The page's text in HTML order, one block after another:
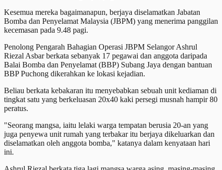
Kesemua mereka bagaimanapun, berjaya diselamatkan Jabatan
Bomba dan Penyelamat Malaysia (JBPM) yang menerima panggilan
kecemasan pada 9.48 pagi.
​Penolong Pengarah Bahagian Operasi JBPM Selangor Ashrul
Riezal Asbar berkata sebanyak 17 pegawai dan anggota daripada
Balai Bomba dan Penyelamat (BBP) Subang Jaya dengan bantuan
BBP Puchong dikerahkan ke lokasi kejadian.
Beliau berkata kebakaran itu menyebabkan sebuah unit kediaman di
tingkat satu yang berkeluasan 20x40 kaki persegi musnah hampir 80
peratus.
​"Seorang mangsa, iaitu lelaki warga tempatan berusia 20-an yang
juga penyewa unit rumah yang terbakar itu berjaya dikeluarkan dan
diselamatkan oleh anggota bomba," katanya dalam kenyataan hari
ini.